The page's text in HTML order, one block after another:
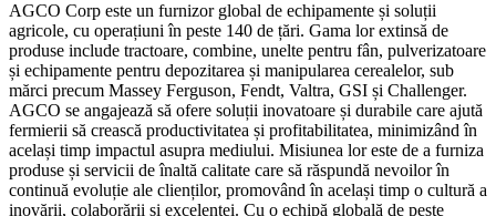
AGCO Corp este un furnizor global de echipamente și soluții
agricole, cu operațiuni în peste 140 de țări. Gama lor extinsă de
produse include tractoare, combine, unelte pentru fân, pulverizatoare
și echipamente pentru depozitarea și manipularea cerealelor, sub
mărci precum Massey Ferguson, Fendt, Valtra, GSI și Challenger.
AGCO se angajează să ofere soluții inovatoare și durabile care ajută
fermierii să crească productivitatea și profitabilitatea, minimizând în
același timp impactul asupra mediului. Misiunea lor este de a furniza
produse și servicii de înaltă calitate care să răspundă nevoilor în
continuă evoluție ale clienților, promovând în același timp o cultură a
inovării, colaborării și excelenței. Cu o echipă globală de peste